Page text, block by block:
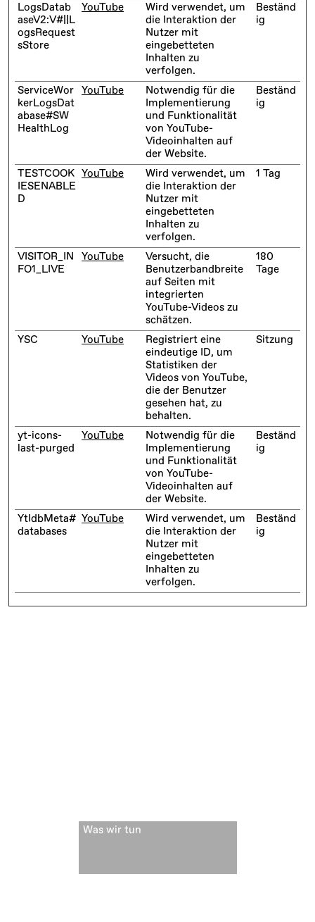
LogsDatab
aseV2:V#||L
ogsRequest
sStore
YouTube
Wird verwendet, um
die Interaktion der
Nutzer mit
eingebetteten
Inhalten zu
verfolgen.
Beständ
ig
ServiceWor
kerLogsDat
abase#SW
HealthLog
YouTube
Notwendig für die
Implementierung
und Funktionalität
von YouTube-
Videoinhalten auf
der Website.
Beständ
ig
TESTCOOK
IESENABLE
D
YouTube
Wird verwendet, um
die Interaktion der
Nutzer mit
eingebetteten
Inhalten zu
verfolgen.
1 Tag
VISITOR_IN
FO1_LIVE
YouTube
Versucht, die
Benutzerbandbreite
auf Seiten mit
integrierten
YouTube-Videos zu
schätzen.
180
Tage
YSC YouTube
Registriert eine
eindeutige ID, um
Statistiken der
Videos von YouTube,
die der Benutzer
gesehen hat, zu
behalten.
Sitzung
yt-icons-
last-purged
YouTube
Notwendig für die
Implementierung
und Funktionalität
von YouTube-
Videoinhalten auf
der Website.
Beständ
ig
YtIdbMeta#
databases
YouTube
Wird verwendet, um
die Interaktion der
Nutzer mit
eingebetteten
Inhalten zu
verfolgen.
Beständ
ig
Was wir tun